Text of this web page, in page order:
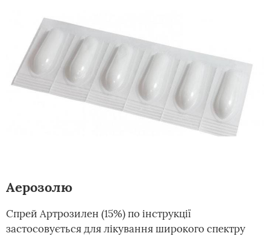
Аерозолю
Спрей Артрозилен (15%) по інструкції
застосовується для лікування широкого спектру